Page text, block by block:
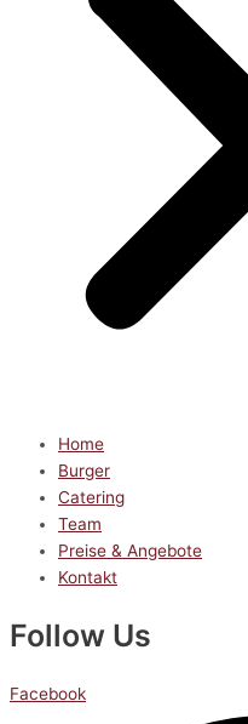
Home
Burger
Catering
Team
Preise & Angebote
Kontakt
Follow Us
Facebook